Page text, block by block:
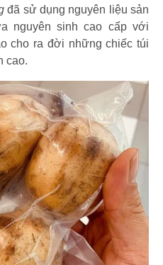
đã sử dụng nguyên liệu sản
nguyên sinh cao cấp với
cho ra đời những chiếc túi
cao.